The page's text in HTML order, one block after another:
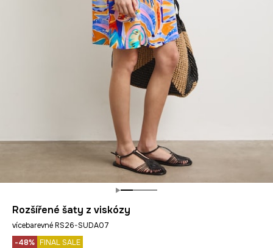
Rozšířené šaty z viskózy
vícebarevné RS26-SUDA07
-48% FINAL SALE